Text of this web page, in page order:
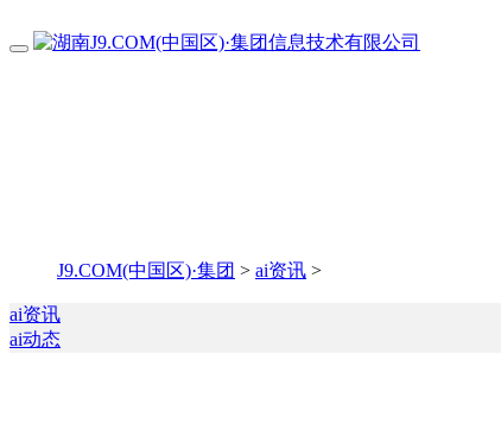
J9.COM(中国区)·集团 > ai资讯 >
ai资讯
ai动态